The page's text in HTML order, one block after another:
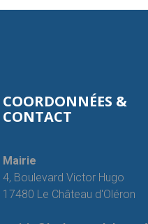
COORDONNÉES &
CONTACT
Mairie
4, Boulevard Victor Hugo
17480 Le Château d'Oléron